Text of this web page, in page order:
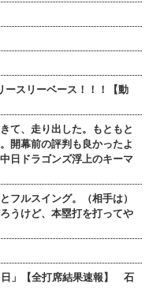
スリーベース！！！【動
て、走り出した。もともと
開幕前の評判も良かったよ
日ドラゴンズ浮上のキーマ
フルスイング。（相手は）
うけど、本塁打を打ってや
」【全打席結果速報】 石